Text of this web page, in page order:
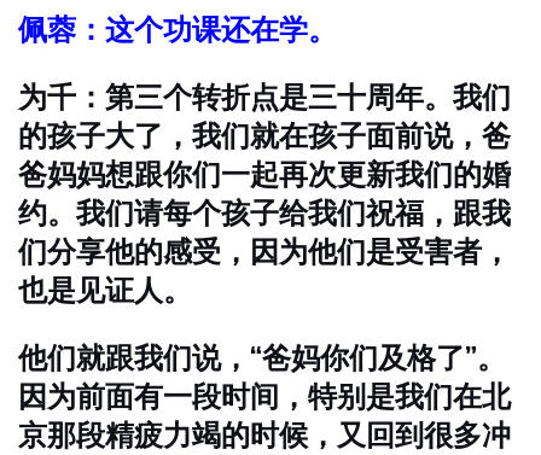
佩蓉：这个功课还在学。
为千：第三个转折点是三十周年。我们
的孩子大了，我们就在孩子面前说，爸
爸妈妈想跟你们一起再次更新我们的婚
约。我们请每个孩子给我们祝福，跟我
们分享他的感受，因为他们是受害者，
也是见证人。
他们就跟我们说，“爸妈你们及格了”。
因为前面有一段时间，特别是我们在北
京那段精疲力竭的时候，又回到很多冲